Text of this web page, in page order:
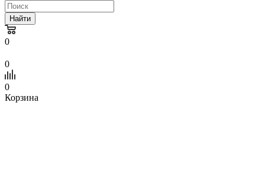
Найти
0
0
0
Корзина